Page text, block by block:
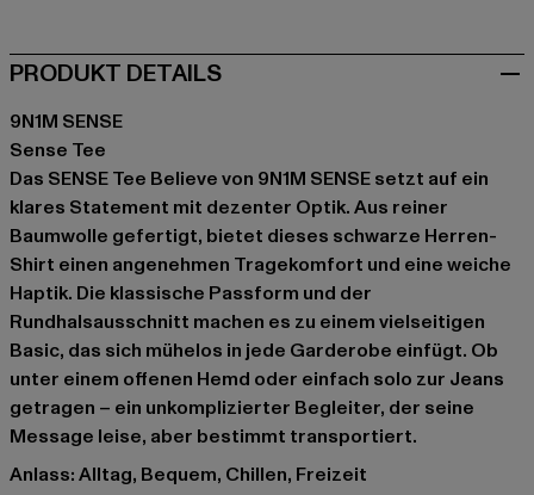
PRODUKT DETAILS
9N1M SENSE
Sense Tee
Das SENSE Tee Believe von 9N1M SENSE setzt auf ein
klares Statement mit dezenter Optik. Aus reiner
Baumwolle gefertigt, bietet dieses schwarze Herren-
Shirt einen angenehmen Tragekomfort und eine weiche
Haptik. Die klassische Passform und der
Rundhalsausschnitt machen es zu einem vielseitigen
Basic, das sich mühelos in jede Garderobe einfügt. Ob
unter einem offenen Hemd oder einfach solo zur Jeans
getragen – ein unkomplizierter Begleiter, der seine
Message leise, aber bestimmt transportiert.
Anlass: Alltag, Bequem, Chillen, Freizeit